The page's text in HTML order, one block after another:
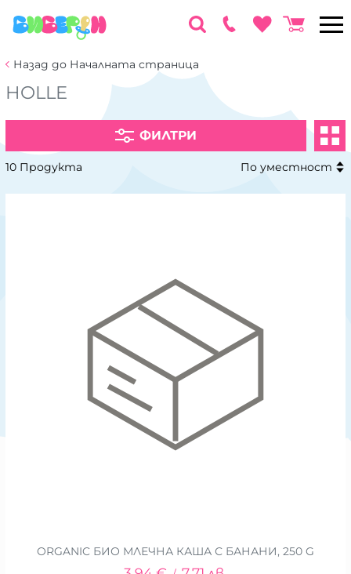
Назад до Началната страница
HOLLE
ФИЛТРИ
10 Продукта По уместност
ORGANIC БИО МЛЕЧНА КАША С БАНАНИ, 250 G